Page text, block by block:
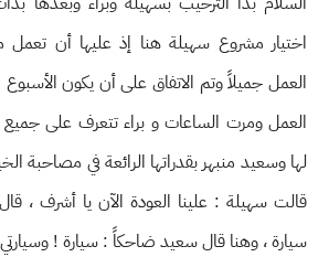
اختيار مشروع سهيلة هنا إذ عليها أن تعمل
العمل جميلاً وتم الاتفاق على أن يكون
العمل ومرت الساعات و براء تتعرف على
لها وسعيد منبهر بقدراتها الرائعة في مصاحبة
قالت سهيلة : علينا العودة الآن يا أشرف
سيارة ، وهنا قال سعيد ضاحكاً : سيارة ! وسيارتي